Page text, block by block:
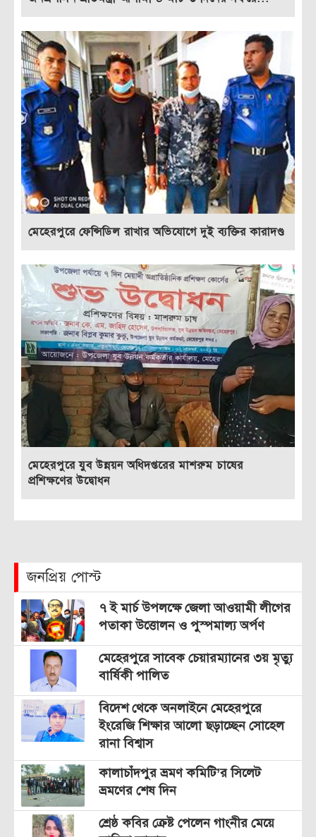
মেহেরপুরে ফেন্সিডিল রাখার অভিযোগে দুই ব্যক্তির কারাদণ্ড
মেহেরপুরে যুব উন্নয়ন অধিদপ্তরের মাশরুম চাষের
প্রশিক্ষণের উদ্বোধন
জনপ্রিয় পোস্ট
৭ ই মার্চ উপলক্ষে জেলা আওয়ামী লীগের
পতাকা উত্তোলন ও পুস্পমাল্য অর্পণ
মেহেরপুরে সাবেক চেয়ারম্যানের ৩য় মৃত্যু
বার্ষিকী পালিত
বিদেশ থেকে অনলাইনে মেহেরপুরে
ইংরেজি শিক্ষার আলো ছড়াচ্ছেন সোহেল
রানা বিশ্বাস
কালাচাঁদপুর ভ্রমণ কমিটি’র সিলেট
ভ্রমণের শেষ দিন
শ্রেষ্ঠ কবির ক্রেষ্ট পেলেন গাংনীর মেয়ে